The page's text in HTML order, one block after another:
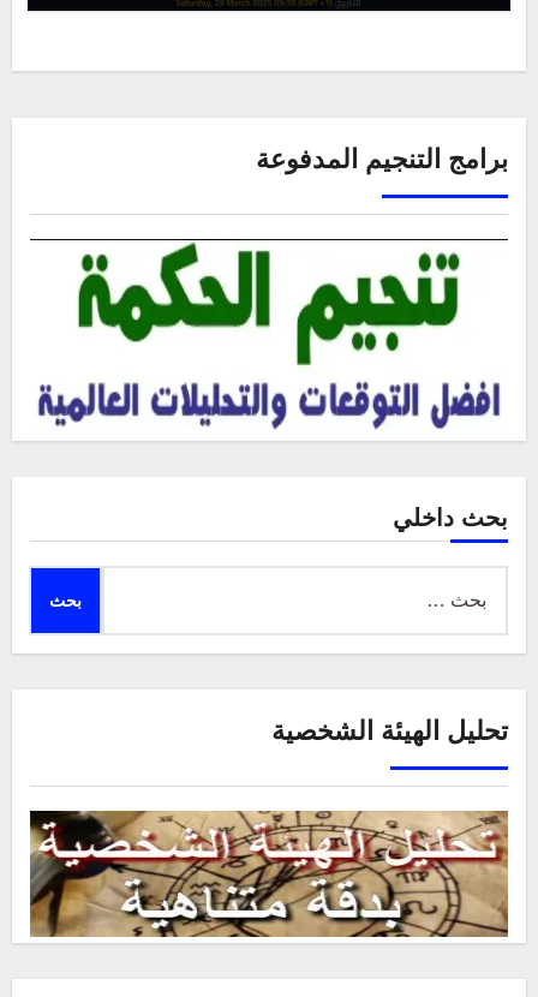
برامج التنجيم المدفوعة
بحث داخلي
عن:
تحليل الهيئة الشخصية